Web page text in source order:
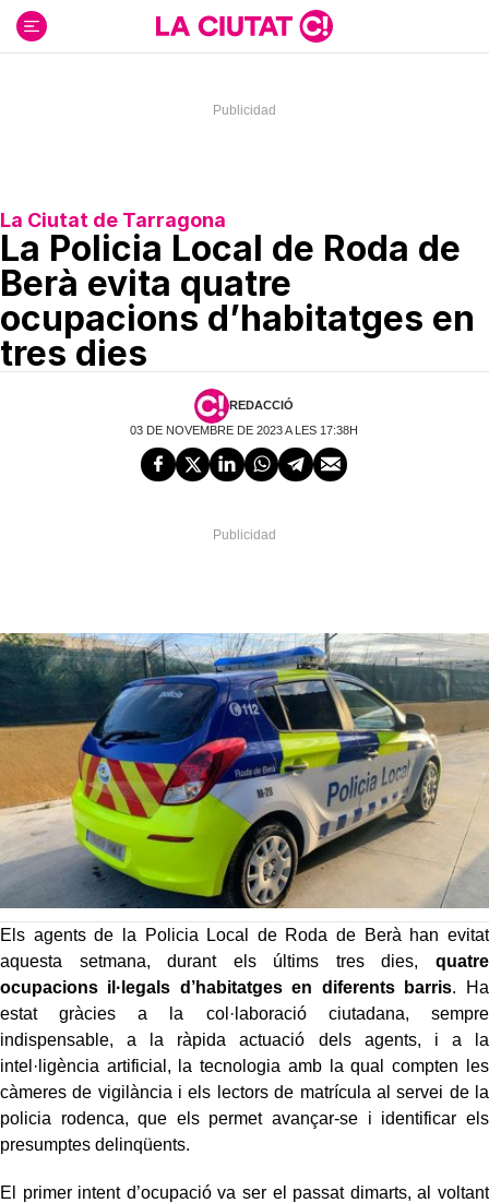
contenido
La Ciutat de Tarragona
La Policia Local de Roda de
Berà evita quatre
ocupacions d’habitatges en
tres dies
REDACCIÓ
03 DE NOVEMBRE DE 2023 A LES 17:38H
Els agents de la Policia Local de Roda de Berà han evitat
aquesta setmana, durant els últims tres dies, quatre
ocupacions il·legals d’habitatges en diferents barris. Ha
estat gràcies a la col·laboració ciutadana, sempre
indispensable, a la ràpida actuació dels agents, i a la
intel·ligència artificial, la tecnologia amb la qual compten les
càmeres de vigilància i els lectors de matrícula al servei de la
policia rodenca, que els permet avançar-se i identificar els
presumptes delinqüents.
El primer intent d’ocupació va ser el passat dimarts, al voltant